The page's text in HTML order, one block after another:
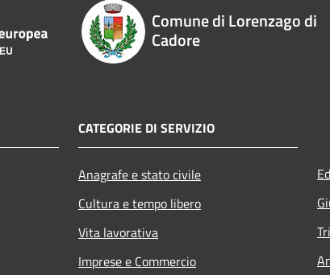
Comune di Lorenzago di
Cadore
CATEGORIE DI SERVIZIO
Anagrafe e stato civile
Cultura e tempo libero
Vita lavorativa
Imprese e Commercio